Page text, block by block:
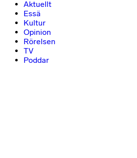
Aktuellt
Essä
Kultur
Opinion
Rörelsen
TV
Poddar